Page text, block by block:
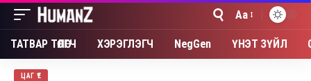
Font
Resizer
Aa
ТАТВАР ТӨЛӨГЧ ХЭРЭГЛЭГЧ NegGen ҮНЭТ ЗҮЙЛ
ЦАГ ҮЕ